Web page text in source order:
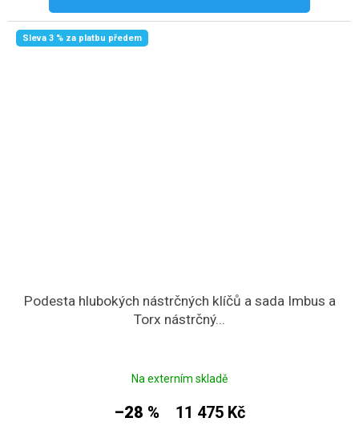
Sleva 3 % za platbu předem
Podesta hlubokých nástrčných klíčů a sada Imbus a
Torx nástrčný...
Na externím skladě
–28 % 11 475 Kč